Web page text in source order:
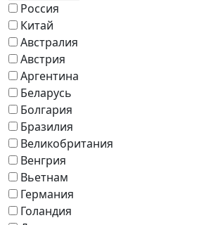
Россия
Китай
Австралия
Австрия
Аргентина
Беларусь
Болгария
Бразилия
Великобритания
Венгрия
Вьетнам
Германия
Голандия